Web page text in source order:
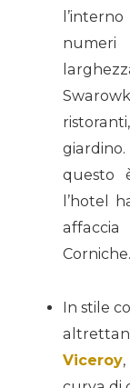
numeri
questo
l’hotel
Corniche.
In stile
Viceroy